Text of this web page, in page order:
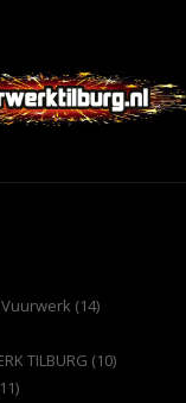
(14)
TILBURG (10)